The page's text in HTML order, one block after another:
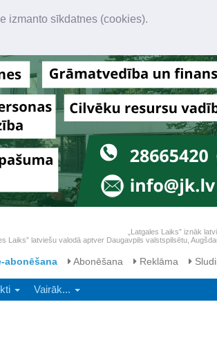
izmanto sīkdatnes (cookies).
„Latgales Laiks” iznāk
Laiks” latviešu valodā aptver Daugavpils valstspilsētu,
abonēšana Abonēšana Reklāma
Vairāk...